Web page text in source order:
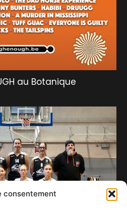
consentement
au Botanique